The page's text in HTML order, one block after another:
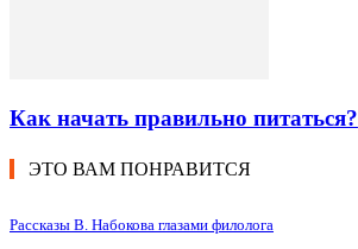
Как начать правильно питаться?
ЭТО ВАМ ПОНРАВИТСЯ
Рассказы В. Набокова глазами филолога